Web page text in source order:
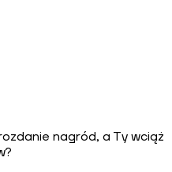
nagród, a Ty wciąż